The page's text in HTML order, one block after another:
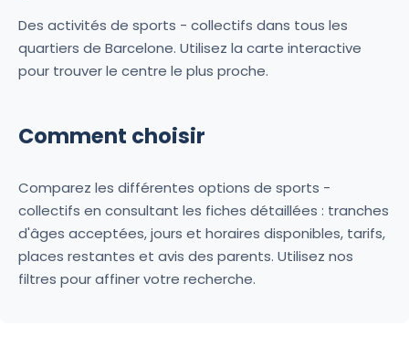
Des activités de sports - collectifs dans tous les
quartiers de Barcelone. Utilisez la carte interactive
pour trouver le centre le plus proche.
Comment choisir
Comparez les différentes options de sports -
collectifs en consultant les fiches détaillées : tranches
d'âges acceptées, jours et horaires disponibles, tarifs,
places restantes et avis des parents. Utilisez nos
filtres pour affiner votre recherche.